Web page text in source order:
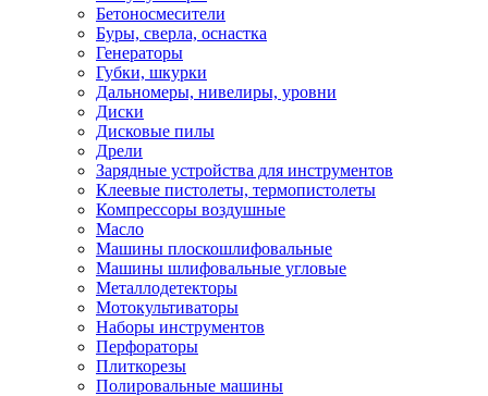
Бетоносмесители
Буры, сверла, оснастка
Генераторы
Губки, шкурки
Дальномеры, нивелиры, уровни
Диски
Дисковые пилы
Дрели
Зарядные устройства для инструментов
Клеевые пистолеты, термопистолеты
Компрессоры воздушные
Масло
Машины плоскошлифовальные
Машины шлифовальные угловые
Металлодетекторы
Мотокультиваторы
Наборы инструментов
Перфораторы
Плиткорезы
Полировальные машины